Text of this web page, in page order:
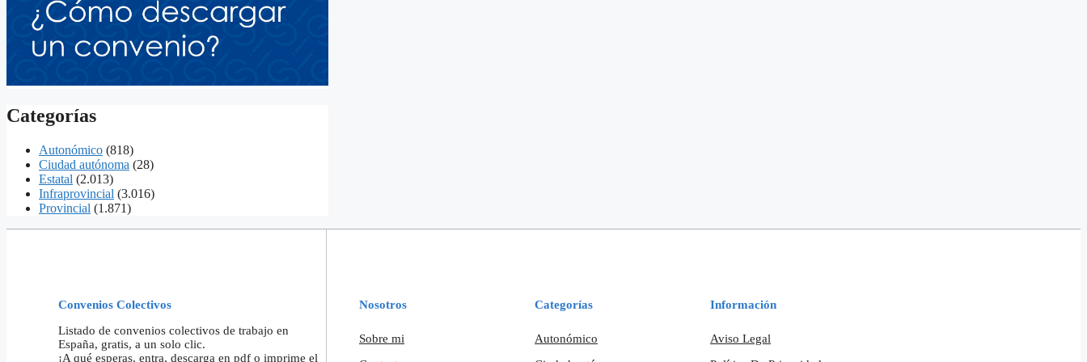
Categorías
Autonómico (818)
Ciudad autónoma (28)
Estatal (2.013)
Infraprovincial (3.016)
Provincial (1.871)
Convenios Colectivos
Listado de convenios colectivos de trabajo en
España, gratis, a un solo clic.
¡A qué esperas, entra, descarga en pdf o imprime el
Nosotros
Sobre mi
Categorías
Autonómico
Información
Aviso Legal